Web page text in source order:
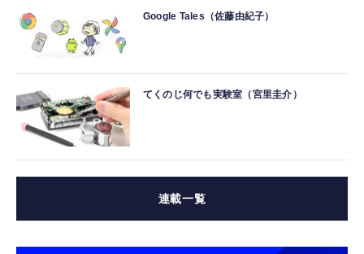
Google Tales（佐藤由紀子）
てくのじ何でも実験室（宮里圭介）
連載一覧